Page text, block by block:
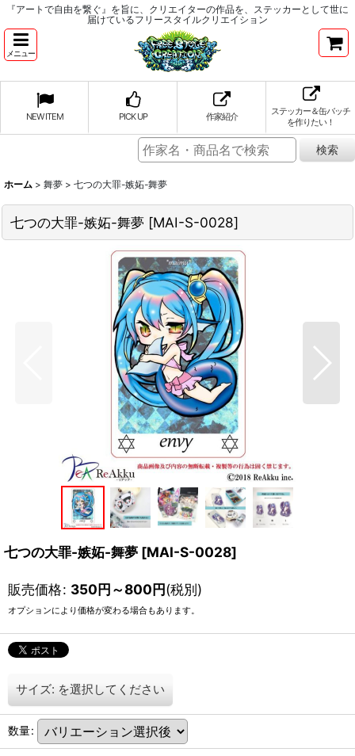
『アートで自由を繋ぐ』を旨に、クリエイターの作品を、ステッカーとして世に
届けているフリースタイルクリエイション
メニュー
NEW ITEM PICK UP 作家紹介
ステッカー＆缶バッチ
を作りたい！
ホーム > 舞夢 > 七つの大罪-嫉妬-舞夢
七つの大罪-嫉妬-舞夢 [MAI-S-0028]
七つの大罪-嫉妬-舞夢 [MAI-S-0028]
販売価格: 350円～800円(税別)
オプションにより価格が変わる場合もあります。
サイズ: を選択してください
数量: